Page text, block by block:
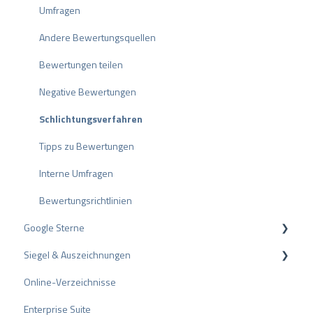
ProvenEmployer
Rechnungsstellung
Umfragen
Andere Bewertungsquellen
Bewertungen teilen
Negative Bewertungen
Schlichtungsverfahren
Tipps zu Bewertungen
Interne Umfragen
Bewertungsrichtlinien
Google Sterne
Rich Snippet
Siegel & Auszeichnungen
PRO Seal
Bewertungssiegel
Online-Verzeichnisse
Enterprise Suite